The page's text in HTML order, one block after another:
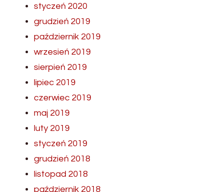
styczeń 2020
grudzień 2019
październik 2019
wrzesień 2019
sierpień 2019
lipiec 2019
czerwiec 2019
maj 2019
luty 2019
styczeń 2019
grudzień 2018
listopad 2018
październik 2018